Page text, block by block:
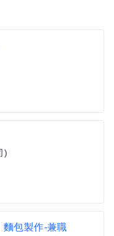
)
麵包製作-兼職